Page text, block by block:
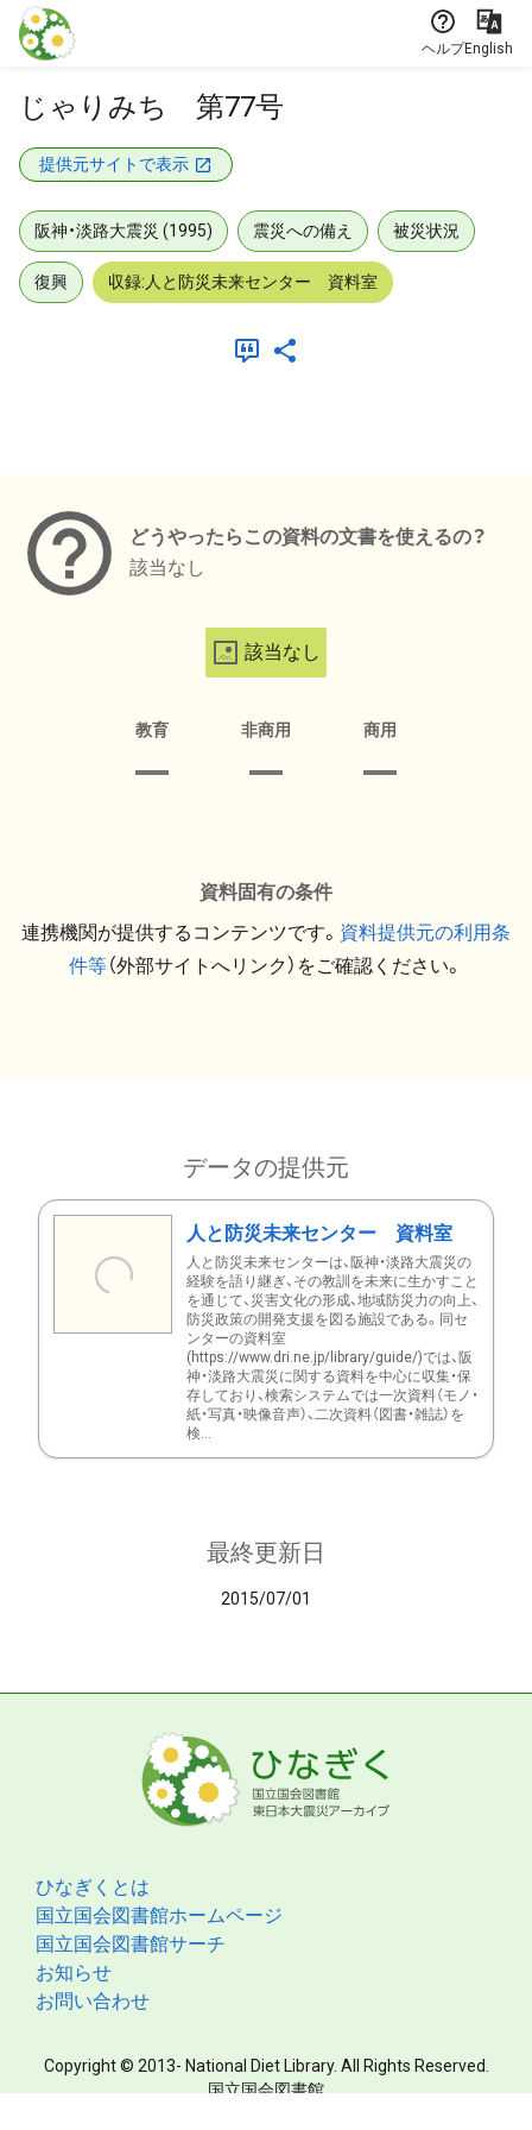
本文に飛ぶ
ヘルプEnglish
じゃりみち 第77号
提供元サイトで表示
阪神・淡路大震災 (1995) 震災への備え 被災状況
復興 収録:人と防災未来センター 資料室
どうやったらこの資料の文書を使えるの？
該当なし
該当なし
教育 非商用 商用
資料固有の条件
連携機関が提供するコンテンツです。 資料提供元の利用条
件等（外部サイトへリンク）をご確認ください。
データの提供元
人と防災未来センター 資料室
人と防災未来センターは、阪神・淡路大震災の
経験を語り継ぎ、その教訓を未来に生かすこと
を通じて、災害文化の形成、地域防災力の向上、
防災政策の開発支援を図る施設である。同セ
ンターの資料室
(https://www.dri.ne.jp/library/guide/)では、阪
神・淡路大震災に関する資料を中心に収集・保
存しており、検索システムでは一次資料（モノ・
紙・写真・映像音声）、二次資料（図書・雑誌）を
検...
最終更新日
2015/07/01
ひなぎくとは
国立国会図書館ホームページ
国立国会図書館サーチ
お知らせ
お問い合わせ
Copyright © 2013- National Diet Library. All Rights Reserved.